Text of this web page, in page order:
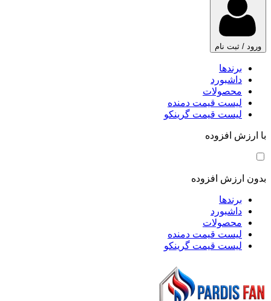
ورود / ثبت نام
برندها
داشبورد
محصولات
لیست قیمت دمنده
لیست قیمت گرینکو
با ارزش افزوده
بدون ارزش افزوده
برندها
داشبورد
محصولات
لیست قیمت دمنده
لیست قیمت گرینکو